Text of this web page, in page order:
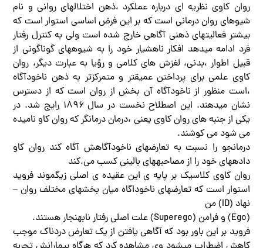
روان کاوی نظریه ای درباره عملکرد ،ذهن اختلالهای روانی و نام
شیوهای روان درمانی است که بر این فرض اساسی استوار است که
بیشتر فعالیتهای ذهنی آگاهی خارج شده است ولی به کنترل رفتار
فرد ادامه میدهد افکار ناهشیار خود را به شیوههای گوناگونی از
قبیل اطوار ،بدنی، لغزش های کلامی و رؤیا به عبارت دیگر، روان
کاوی علمی برای پرداختن عمیقتر و متمرکزتر به ذهن ناخودآگاه
،است منظور از ناخودآگاه آن بخش از روان است که از دسترس
نشان میدهند. این اصطلاح نخست در سال ۱۸۹۶ رایج شد. در
یکی از جنبه های روان کاوی یعنی ،درمان درمانگر که روان کاو نامیده
می شود می کوشند.
درمانجو را نسبت به تعارضهای ناخودآگاهش آگاه کند روان کاو
دادههای خود را از مصاحبههای بالینی کسب می.کند
روان کاوی کلاسیک بر پایه ی این عقیده ی اصلی زیگموند فروید
استوار است که تعارضهای ناخوداگاه میان بخشهای مختلف روان –
نهاد (ID) من
(Ego) و فرامن (Superego) علت اصلی رفتار نابهنجار هستند.
فروید بر این باور بود که آگاهی یافتن از یک تعارض دردناک موجب